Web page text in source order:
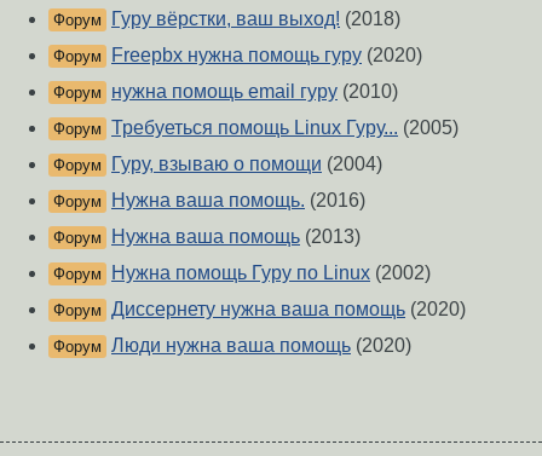
Форум Гуру вёрстки, ваш выход! (2018)
Форум Freepbx нужна помощь гуру (2020)
Форум нужна помощь email гуру (2010)
Форум Требуеться помощь Linux Гуру... (2005)
Форум Гуру, взываю о помощи (2004)
Форум Нужна ваша помощь. (2016)
Форум Нужна ваша помощь (2013)
Форум Нужна помощь Гуру по Linux (2002)
Форум Диссернету нужна ваша помощь (2020)
Форум Люди нужна ваша помощь (2020)